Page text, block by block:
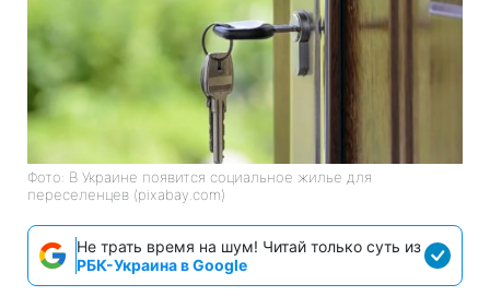
Фото: В Украине появится социальное жилье для
переселенцев (pixabay.com)
Не трать время на шум! Читай только суть из
РБК-Украина в Google